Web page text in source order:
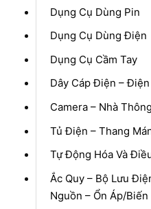
Dụng Cụ Dùng Pin
Dụng Cụ Dùng Điện
Dụng Cụ Cầm Tay
Dây Cáp Điện –
Camera – Nhà
Tủ Điện – Thang
Tự Động Hóa Và
Ắc Quy – Bộ Lưu
Nguồn – Ổn Áp/Biến